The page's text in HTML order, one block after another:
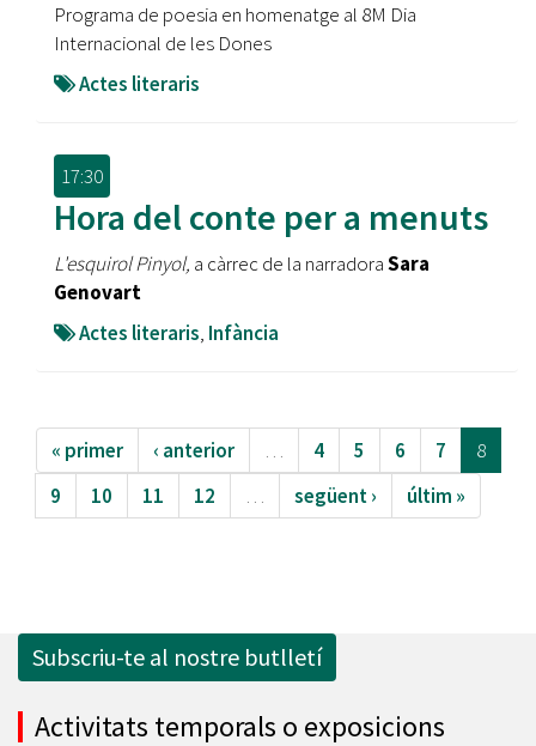
Programa de poesia en homenatge al 8M Dia
Internacional de les Dones
Actes literaris
17:30
Hora del conte per a menuts
L'esquirol Pinyol, a càrrec de la narradoraSara
Genovart
Actes literaris, Infància
« primer ‹ anterior … 4 5 6 7
8
9
10 11 12 … següent › últim »
Subscriu-te al nostre butlletí
Activitats temporals o exposicions